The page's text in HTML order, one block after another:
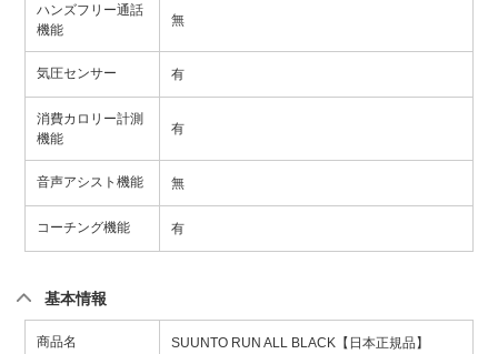
ハンズフリー通話
機能
無
気圧センサー 有
消費カロリー計測
機能
有
音声アシスト機能 無
コーチング機能 有
基本情報
商品名 SUUNTO RUN ALL BLACK【日本正規品】